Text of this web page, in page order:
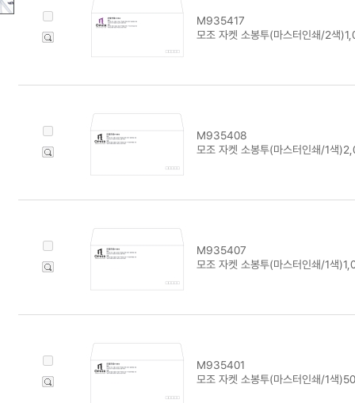
M935417
모조 자켓 소봉투(마스터인쇄/2색
M935408
모조 자켓 소봉투(마스터인쇄/1색
M935407
모조 자켓 소봉투(마스터인쇄/1색
M935401
모조 자켓 소봉투(마스터인쇄/1색